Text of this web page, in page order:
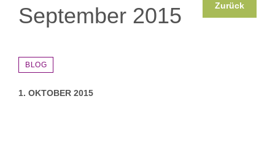
September 2015
Zurück
BLOG
1. OKTOBER 2015